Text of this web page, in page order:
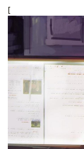
[